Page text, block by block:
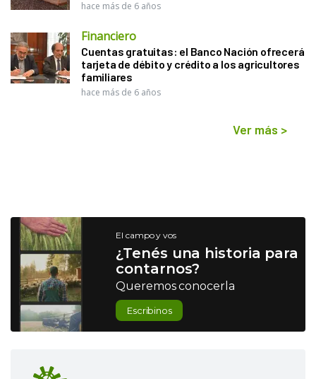
hace más de 6 años
Financiero
Cuentas gratuitas: el Banco Nación ofrecerá
tarjeta de débito y crédito a los agricultores
familiares
hace más de 6 años
Ver más >
El campo y vos
¿Tenés una historia para
contarnos?
Queremos conocerla
Escribinos